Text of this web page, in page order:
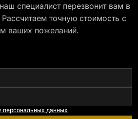
специалист перезвонит вам в
точную стоимость с
ваших пожеланий.
персональных данных